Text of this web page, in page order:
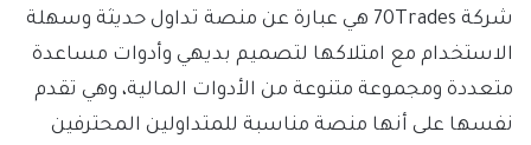
شركة 70Trades هي عبارة عن منصة تداول حديثة وسهلة
الاستخدام مع امتلاكها لتصميم بديهي وأدوات مساعدة
متعددة ومجموعة متنوعة من الأدوات المالية، وهي تقدم
نفسها على أنها منصة مناسبة للمتداولين المحترفين